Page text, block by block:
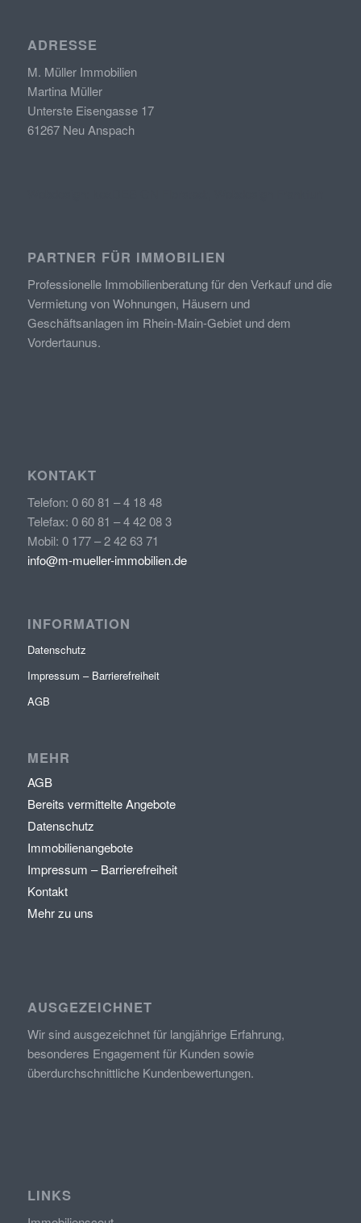
ADRESSE
M. Müller Immobilien
Martina Müller
Unterste Eisengasse 17
61267 Neu Anspach
PARTNER FÜR IMMOBILIEN
Professionelle Immobilienberatungfür den Verkauf und die
VermietungvonWohnungen, Häusern und
Geschäftsanlagen im Rhein-Main-Gebiet und dem
Vordertaunus.
KONTAKT
Telefon: 0 60 81 – 4 18 48
Telefax: 0 60 81 – 4 42 08 3
Mobil: 0 177 – 2 42 63 71
info@m-mueller-immobilien.de
INFORMATION
Datenschutz
Impressum – Barrierefreiheit
AGB
MEHR
AGB
Bereits vermittelte Angebote
Datenschutz
Immobilienangebote
Impressum – Barrierefreiheit
Kontakt
Mehr zu uns
AUSGEZEICHNET
Wir sind ausgezeichnet für langjährige Erfahrung,
besonderes Engagement für Kunden sowie
überdurchschnittliche Kundenbewertungen.
LINKS